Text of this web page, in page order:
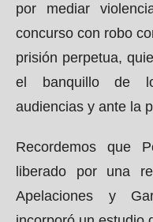
por mediar
concurso con robo
prisión perpetua,
el banquillo de
audiencias y ante la
Recordemos que
liberado por una
Apelaciones y